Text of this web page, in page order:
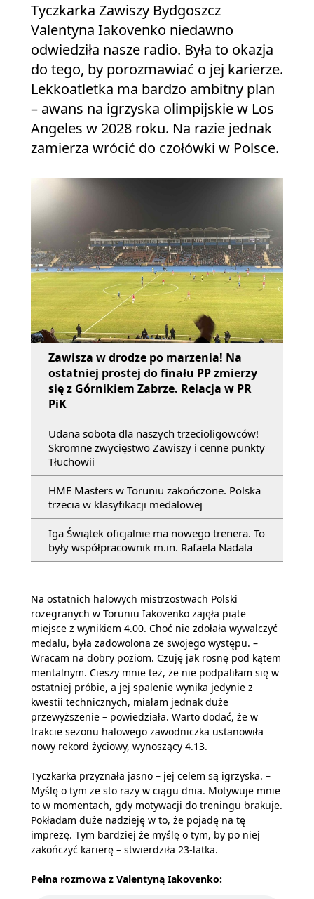
Tyczkarka Zawiszy Bydgoszcz
Valentyna Iakovenko niedawno
odwiedziła nasze radio. Była to okazja
do tego, by porozmawiać o jej karierze.
Lekkoatletka ma bardzo ambitny plan
– awans na igrzyska olimpijskie w Los
Angeles w 2028 roku. Na razie jednak
zamierza wrócić do czołówki w Polsce.
Zawisza w drodze po marzenia! Na
ostatniej prostej do finału PP zmierzy
się z Górnikiem Zabrze. Relacja w PR
PiK
Udana sobota dla naszych trzecioligowców!
Skromne zwycięstwo Zawiszy i cenne punkty
Tłuchowii
HME Masters w Toruniu zakończone. Polska
trzecia w klasyfikacji medalowej
Iga Świątek oficjalnie ma nowego trenera. To
były współpracownik m.in. Rafaela Nadala
Na ostatnich halowych mistrzostwach Polski
rozegranych w Toruniu Iakovenko zajęła piąte
miejsce z wynikiem 4.00. Choć nie zdołała wywalczyć
medalu, była zadowolona ze swojego występu. –
Wracam na dobry poziom. Czuję jak rosnę pod kątem
mentalnym. Cieszy mnie też, że nie podpaliłam się w
ostatniej próbie, a jej spalenie wynika jedynie z
kwestii technicznych, miałam jednak duże
przewyższenie – powiedziała. Warto dodać, że w
trakcie sezonu halowego zawodniczka ustanowiła
nowy rekord życiowy, wynoszący 4.13.
Tyczkarka przyznała jasno – jej celem są igrzyska. –
Myślę o tym ze sto razy w ciągu dnia. Motywuje mnie
to w momentach, gdy motywacji do treningu brakuje.
Pokładam duże nadzieję w to, że pojadę na tę
imprezę. Tym bardziej że myślę o tym, by po niej
zakończyć karierę – stwierdziła 23-latka.
Pełna rozmowa z Valentyną Iakovenko: